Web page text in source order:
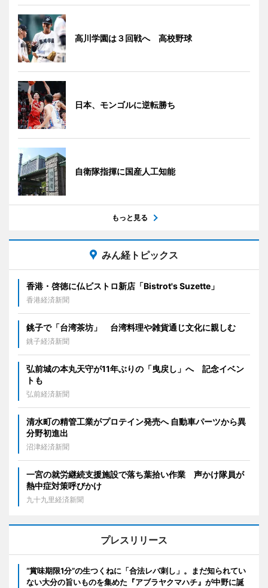
高川学園は３回戦へ 高校野球
日本、モンゴルに逆転勝ち
自衛隊指揮に国産人工知能
もっと見る
みん経トピックス
香港・啓徳に仏ビストロ新店「Bistrot's Suzette」
香港経済新聞
銚子で「台湾茶坊」 台湾料理や雑貨通じ文化に親しむ
銚子経済新聞
弘前城の本丸天守が11年ぶりの「曳戻し」へ 記念イベン
トも
弘前経済新聞
清水町の精管工業がプロテイン発売へ 自動車パーツから異
分野初進出
沼津経済新聞
一宮の就労継続支援施設で落ち葉拾い作業 声かけ隊員が
熱中症対策呼びかけ
九十九里経済新聞
プレスリリース
“賞味期限1分”の生つくねに「合法レバ刺し」。まだ知られてい
ない大分の旨いものを集めた『アブラヤクマハチ』が中野に誕